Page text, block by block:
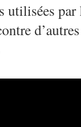
utilisées